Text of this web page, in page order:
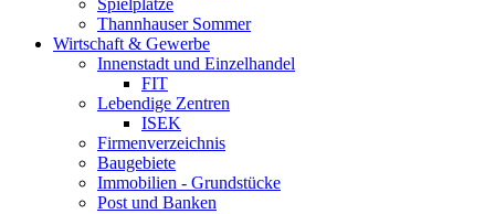
Spielplätze
Thannhauser Sommer
Wirtschaft & Gewerbe
Innenstadt und Einzelhandel
FIT
Lebendige Zentren
ISEK
Firmenverzeichnis
Baugebiete
Immobilien - Grundstücke
Post und Banken